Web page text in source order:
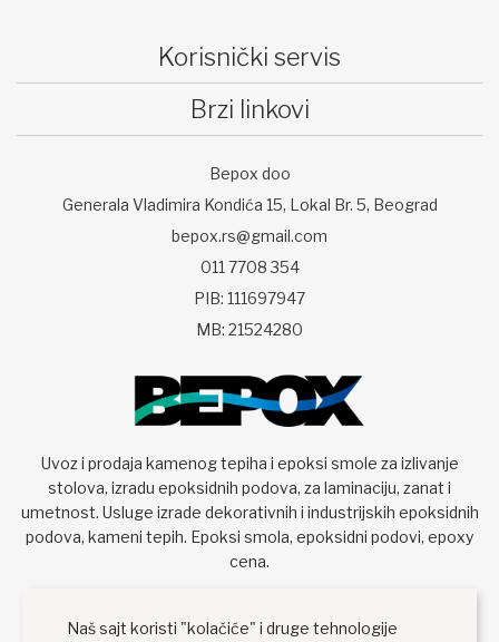
Korisnički servis
Brzi linkovi
Bepox doo
Generala Vladimira Kondića 15, Lokal Br. 5, Beograd
bepox.rs@gmail.com
011 7708 354
PIB: 111697947
MB: 21524280
Uvoz i prodaja kamenog tepiha i epoksi smole za izlivanje
stolova, izradu epoksidnih podova, za laminaciju, zanat i
umetnost. Usluge izrade dekorativnih i industrijskih epoksidnih
podova, kameni tepih. Epoksi smola, epoksidni podovi, epoxy
cena.
Naš sajt koristi "kolačiće" i druge tehnologije